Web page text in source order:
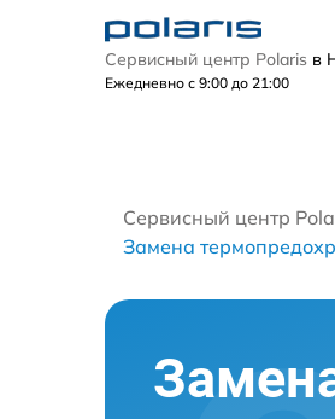
Сервисный центр Polaris в
Ежедневно с 9:00 до 21:00
Сервисный центр
Замена